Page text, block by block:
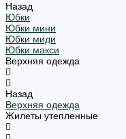
Назад
Юбки
Юбки мини
Юбки миди
Юбки макси
Верхняя одежда
Назад
Верхняя одежда
Жилеты утепленные